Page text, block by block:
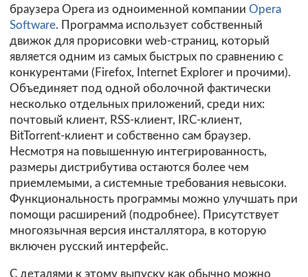
браузера Opera из одноименной компании Opera
Software. Программа использует собственный
движок для прорисовки web-страниц, который
является одним из самых быстрых по сравнению с
конкурентами (Firefox, Internet Explorer и прочими).
Объединяет под одной оболочной фактически
несколько отдельных приложений, среди них:
почтовый клиент, RSS-клиент, IRC-клиент,
BitTorrent-клиент и собственно сам браузер.
Несмотря на повышенную интегрированность,
размеры дистрибутива остаются более чем
приемлемыми, а системные требования невысоки.
Функциональность программы можно улучшать при
помощи расширений (подробнее). Присутствует
многоязычная версия инсталлятора, в которую
включен русский интерфейс.
С деталями к этому выпуску как обычно можно